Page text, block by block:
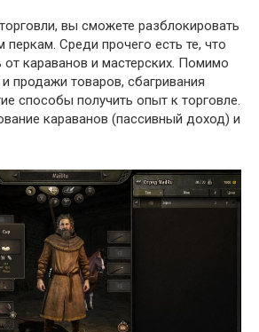
вы сможете разблокировать
перкам. Среди прочего есть те, что
караванов и мастерских. Помимо
продажи товаров, сбагривания
способы получить опыт к торговле.
караванов (пассивный доход) и